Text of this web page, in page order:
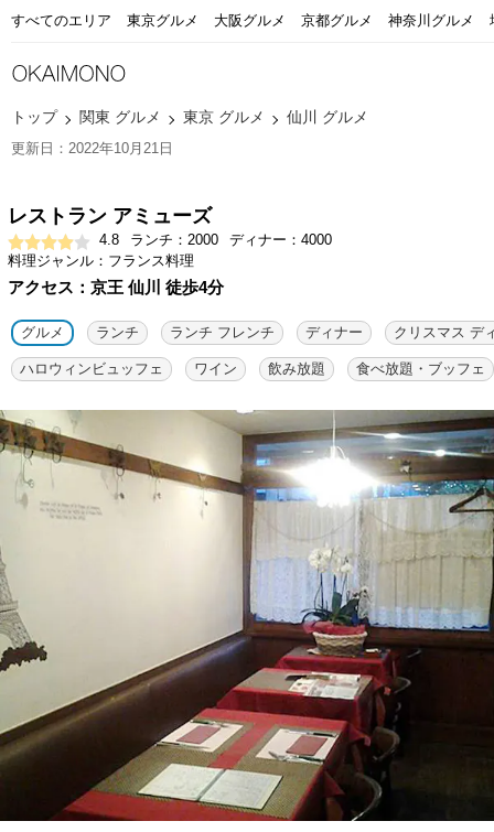
すべてのエリア 東京グルメ 大阪グルメ 京都グルメ 神奈川グルメ
トップ 関東 グルメ 東京 グルメ 仙川 グルメ
更新日：2022年10月21日
レストラン アミューズ
4.8 ランチ：2000
ディナー：4000
料理ジャンル：フランス料理
アクセス：京王 仙川 徒歩4分
グルメ ランチ ランチ フレンチ ディナー クリスマス デ
ハロウィンビュッフェ ワイン 飲み放題 食べ放題・ブッフェ